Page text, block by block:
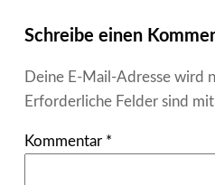
Schreibe einen
Deine E-Mail-Adresse wird
Erforderliche Felder sind mit
Kommentar *